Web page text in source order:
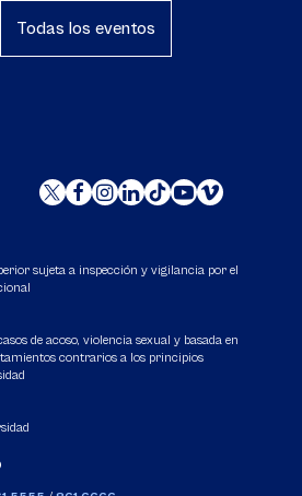
Todas los eventos
sujeta a inspección y vigilancia por el
de acoso, violencia sexual y basada en
contrarios a los principios